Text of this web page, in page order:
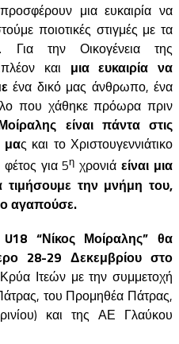
μια ευκαιρία να
ποιοτικές στιγμές με τα
την Οικογένεια της
και μια ευκαιρία να
ένα δικό μας άνθρωπο, ένα
που χάθηκε πρόωρα πριν
είναι πάντα στις
μας και το Χριστουγεννιάτικο
για 5η χρονιάείναι μια
τιμήσουμε την μνήμη του,
αγαπούσε.
“Νίκος Μοίραλης” θα
28-29 Δεκεμβρίου στο
Ιτεών με την συμμετοχή
του Προμηθέα Πάτρας,
και της ΑΕ Γλαύκου